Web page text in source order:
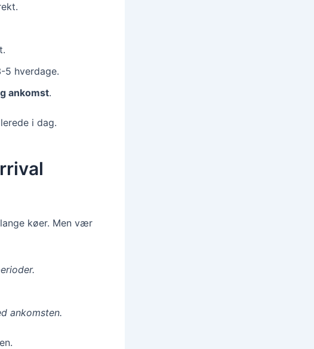
5 hverdage.
ankomst.
i dag.
køer. Men vær
ankomsten.